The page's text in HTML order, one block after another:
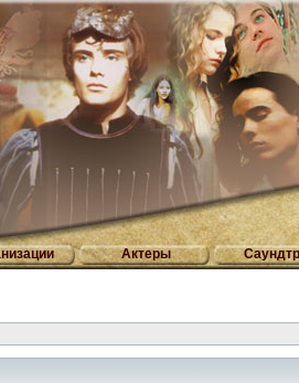
Актеры